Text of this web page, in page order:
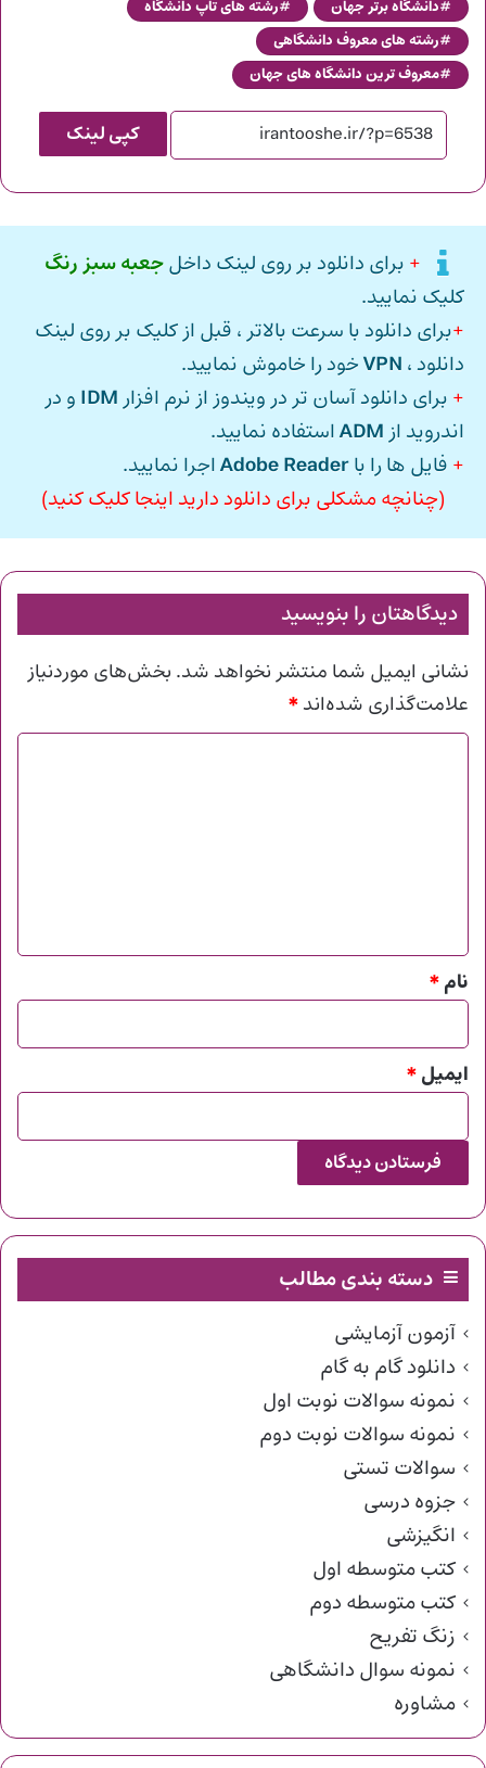
دانشگاه برتر جهان
رشته های تاپ دانشگاه
رشته های معروف دانشگاهی
معروف ترین دانشگاه های جهان
کپی لینک
+ برای دانلود بر روی لینک داخلجعبه سبز رنگ
کلیک نمایید.
+برای دانلود با سرعت بالاتر ، قبل از کلیک بر روی لینک
دانلود ، VPNخود را خاموش نمایید.
+ برای دانلود آسان تر در ویندوز از نرم افزار IDM و در
اندروید از ADMاستفاده نمایید.
+ فایل ها را باAdobe Readerاجرا نمایید.
(چنانچه مشکلی برای دانلود دارید اینجا کلیک کنید)
دیدگاهتان را بنویسید
نشانی ایمیل شما منتشر نخواهد شد. بخش‌های موردنیاز
علامت‌گذاری شده‌اند*
نام*
ایمیل*
دسته بندی مطالب
آزمون آزمایشی
دانلود گام به گام
نمونه سوالات نوبت اول
نمونه سوالات نوبت دوم
سوالات تستی
جزوه درسی
انگیزشی
کتب متوسطه اول
کتب متوسطه دوم
زنگ تفریح
نمونه سوال دانشگاهی
مشاوره